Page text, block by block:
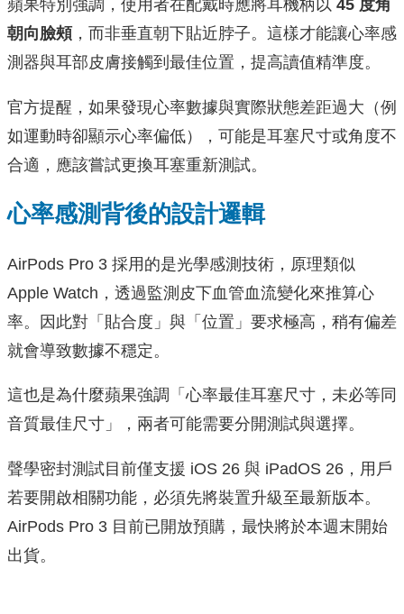
蘋果特別強調，使用者在配戴時應將耳機柄以 45 度角
朝向臉頰 ，而非垂直朝下貼近脖子。這樣才能讓心率感
測器與耳部皮膚接觸到最佳位置，提高讀值精準度。
官方提醒，如果發現心率數據與實際狀態差距過大（例
如運動時卻顯示心率偏低），可能是耳塞尺寸或角度不
合適，應該嘗試更換耳塞重新測試。
心率感測背後的設計邏輯
AirPods Pro 3 採用的是光學感測技術，原理類似
Apple Watch，透過監測皮下血管血流變化來推算心
率。因此對「貼合度」與「位置」要求極高，稍有偏差
就會導致數據不穩定。
這也是為什麼蘋果強調「心率最佳耳塞尺寸，未必等同
音質最佳尺寸」，兩者可能需要分開測試與選擇。
聲學密封測試目前僅支援 iOS 26 與 iPadOS 26，用戶
若要開啟相關功能，必須先將裝置升級至最新版本。
AirPods Pro 3 目前已開放預購，最快將於本週末開始
出貨。